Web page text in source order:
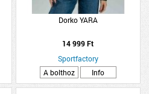
Dorko YARA
14 999 Ft
Sportfactory
A bolthoz
Info